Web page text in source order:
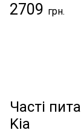
2709
Часті
Kia